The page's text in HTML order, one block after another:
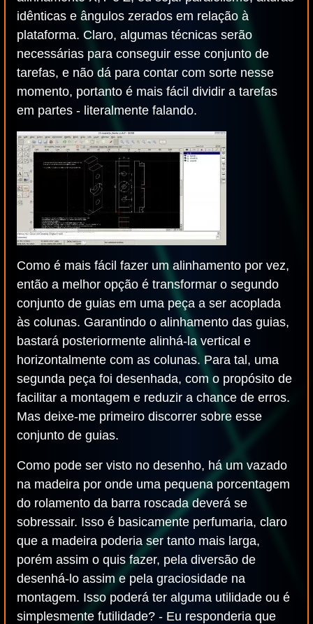
idênticas e ângulos zerados em relação à
plataforma. Claro, algumas técnicas serão
necessárias para conseguir esse conjunto de
tarefas, e não dá para contar com sorte nesse
momento, portanto é mais fácil dividir a tarefas
em partes - literalmente falando.
Como é mais fácil fazer um alinhamento por vez,
então a melhor opção é transformar o segundo
conjunto de guias em uma peça a ser acoplada
às colunas. Garantindo o alinhamento das guias,
bastará posteriormente alinhá-la vertical e
horizontalmente com as colunas. Para tal, uma
segunda peça foi desenhada, com o propósito de
facilitar a montagem e reduzir a chance de erros.
Mas deixe-me primeiro discorrer sobre esse
conjunto de guias.
Como pode ser visto no desenho, há um vazado
na madeira por onde uma pequena porcentagem
do rolamento da barra roscada deverá se
sobressair. Isso é basicamente perfumaria, claro
que a madeira poderia ser tanto mais larga,
porém assim o quis fazer, pela diversão de
desenhá-lo assim e pela graciosidade na
montagem. Isso poderá ter alguma utilidade ou é
simplesmente futilidade? - Eu responderia que